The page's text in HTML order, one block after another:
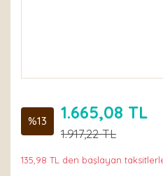
%13 1.665,08 TL
1.917,22 TL
135,98 TL den başlayan